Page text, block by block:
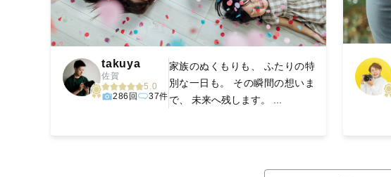
takuya
佐賀
5.0
286回
37件
家族のぬくもりも、 ふたりの特
別な一日も。 その瞬間の想いま
で、 未来へ残します。 ...